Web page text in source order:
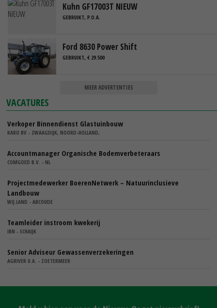
Kuhn GF17003T NIEUW
GEBRUIKT, P.O.A.
Ford 8630 Power Shift
GEBRUIKT, € 29.500
MEER ADVERTENTIES
VACATURES
Verkoper Binnendienst Glastuinbouw
KARO BV - ZWAAGDIJK, NOORD-HOLLAND,
Accountmanager Organische Bodemverbeteraars
COMGOED B.V. - NL
Projectmedewerker BoerenNetwerk – Natuurinclusieve
Landbouw
WIJ.LAND - ABCOUDE
Teamleider instroom kwekerij
IBN - SCHAIJK
Senior Adviseur Gewassenverzekeringen
AGRIVER U.A. - ZOETERMEER